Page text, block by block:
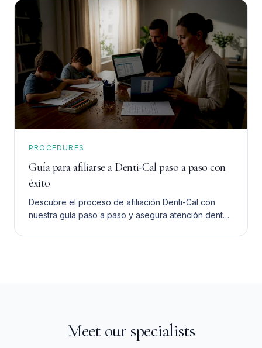
PROCEDURES
Guía para afiliarse a Denti-Cal paso a paso con
éxito
Descubre el proceso de afiliación Denti-Cal con
nuestra guía paso a paso y asegura atención dental
Meet our specialists